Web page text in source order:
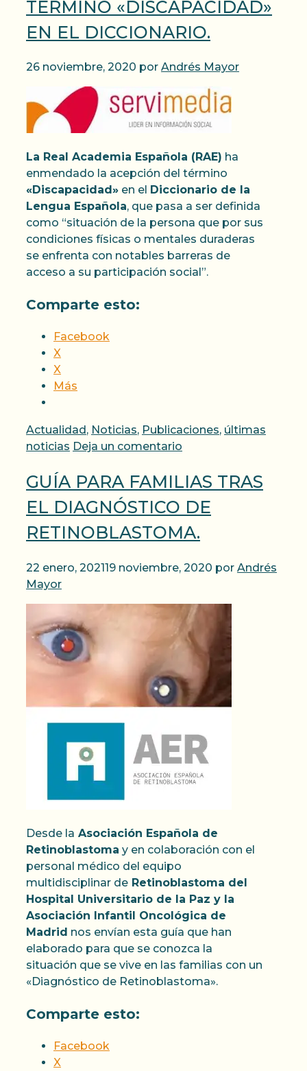
TÉRMINO «DISCAPACIDAD»
EN EL DICCIONARIO.
26 noviembre, 2020 por Andrés Mayor
La Real Academia Española (RAE) ha
enmendado la acepción del término
«Discapacidad» en el Diccionario de la
Lengua Española, que pasa a ser definida
como “situación de la persona que por sus
condiciones físicas o mentales duraderas
se enfrenta con notables barreras de
acceso a su participación social”.
Comparte esto:
Facebook
X
X
Más
Categorías
Actualidad , Noticias, Publicaciones, últimas
noticias Deja un comentario
GUÍA PARA FAMILIAS TRAS
EL DIAGNÓSTICO DE
RETINOBLASTOMA.
22 enero, 202119 noviembre, 2020 por Andrés
Mayor
Desde la Asociación Española de
Retinoblastoma y en colaboración con el
personal médico del equipo
multidisciplinar de Retinoblastoma del
Hospital Universitario de la Paz y la
Asociación Infantil Oncológica de
Madrid nos envían esta guía que han
elaborado para que se conozca la
situación que se vive en las familias con un
«Diagnóstico de Retinoblastoma».
Comparte esto:
Facebook
X